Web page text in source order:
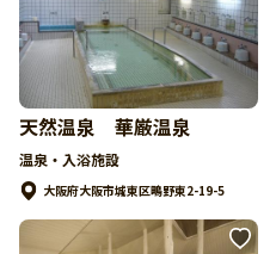
天然温泉 華厳温泉
温泉・入浴施設
大阪府大阪市城東区鴫野東2-19-5